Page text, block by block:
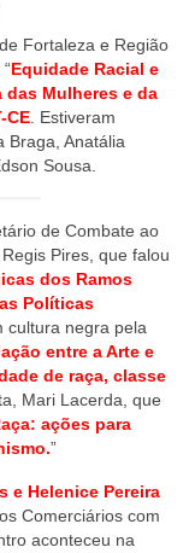
Fortaleza e Região
Equidade Racial e
das Mulheres e da
CE . Estiveram
Braga, Anatália
Sousa.
de Combate ao
Pires, que falou
dos Ramos
Políticas
cultura negra pela
entre a Arte e
de raça, classe
Mari Lacerda, que
ações para
”
e Helenice Pereira
Comerciários com
aconteceu na